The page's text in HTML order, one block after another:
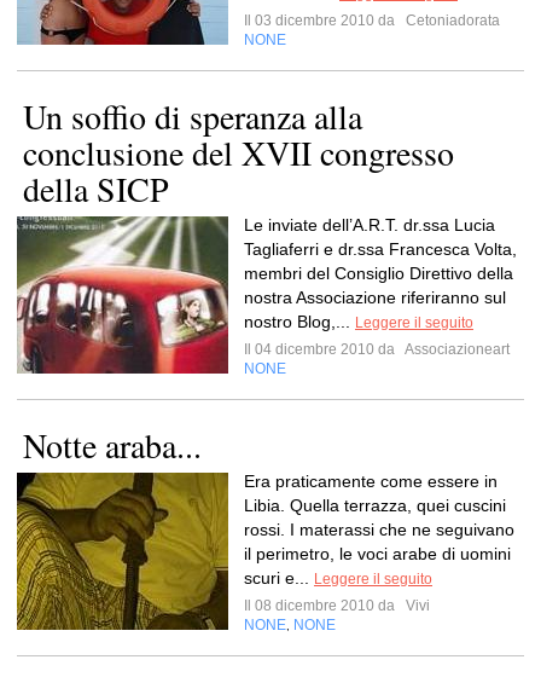
Il 03 dicembre 2010 da
Cetoniadorata
NONE
Un soffio di speranza alla
conclusione del XVII congresso
della SICP
Le inviate dell’A.R.T. dr.ssa Lucia
Tagliaferri e dr.ssa Francesca Volta,
membri del Consiglio Direttivo della
nostra Associazione riferiranno sul
nostro Blog,...
Leggere il seguito
Il 04 dicembre 2010 da Associazioneart
NONE
Notte araba...
Era praticamente come essere in
Libia. Quella terrazza, quei cuscini
rossi. I materassi che ne seguivano
il perimetro, le voci arabe di uomini
scuri e...
Leggere il seguito
Il 08 dicembre 2010 da
Vivi
NONE NONE